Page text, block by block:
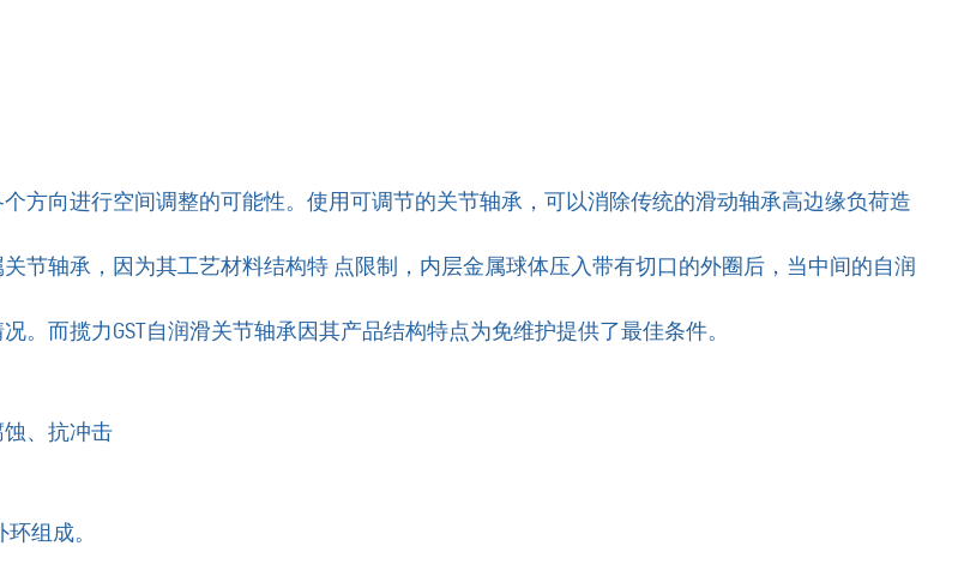
方向进行空间调整的可能性。使用可调节的关节轴承，可以消除传统的滑动轴承高边缘负荷造
节轴承，因为其工艺材料结构特 点限制，内层金属球体压入带有切口的外圈后，当中间的自润
而揽力GST自润滑关节轴承因其产品结构特点为免维护提供了最佳条件。
、抗冲击
组成。